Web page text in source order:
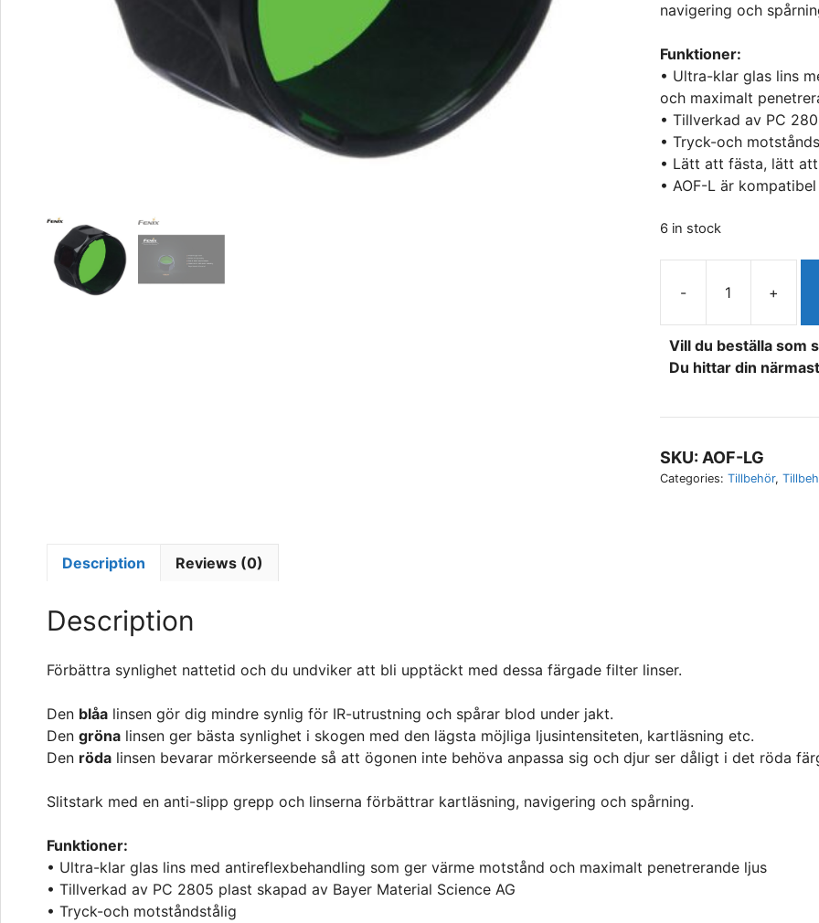
navigering och
Funktioner:
• Ultra-klar glas lins
och maximalt
• Tillverkad av PC
• Tryck-och
• Lätt att fästa, lätt
• AOF-L är
6 in stock
-
AOF-
FILTER
quantity
+
Vill du beställa som
Du hittar din
SKU: AOF-LG
Categories: Tillbehör,
Description Reviews (0)
Description
Förbättra synlighet nattetid och du undviker att bli upptäckt med dessa färgade filter linser.
Den blåa linsen gör dig mindre synlig för IR-utrustning och spårar blod under jakt.
Den gröna linsen ger bästa synlighet i skogen med den lägsta möjliga ljusintensiteten, kartläsning etc.
Den röda linsen bevarar mörkerseende så att ögonen inte behöva anpassa sig och djur ser dåligt i det röda
Slitstark med en anti-slipp grepp och linserna förbättrar kartläsning, navigering och spårning.
Funktioner:
• Ultra-klar glas lins med antireflexbehandling som ger värme motstånd och maximalt penetrerande ljus
• Tillverkad av PC 2805 plast skapad av Bayer Material Science AG
• Tryck-och motståndstålig